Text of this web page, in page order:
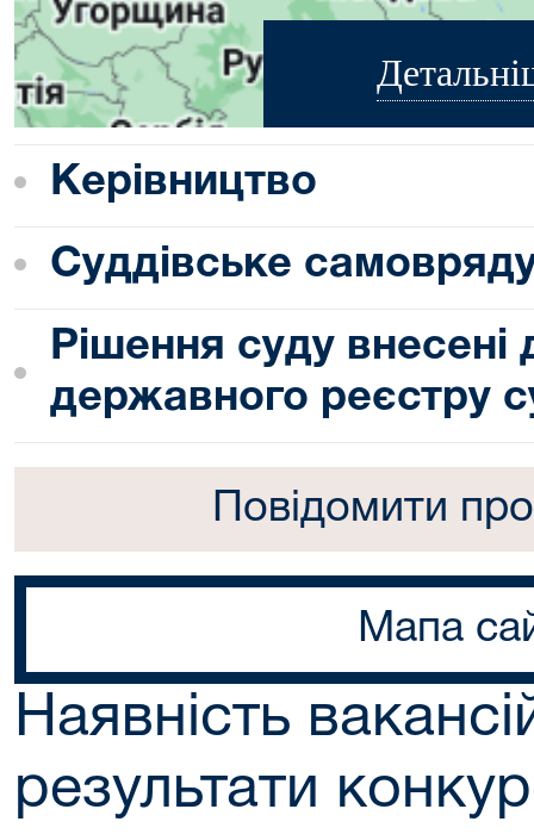
Керівництво
Суддівське
Рішення суду
державного реєстру
Повідомити
Мапа
Наявність
результати